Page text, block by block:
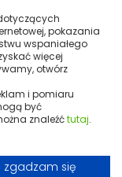
pokazania
wspaniałego
więcej
otwórz
i pomiaru
być
znaleźćtutaj.
zgadzam się
give you genuine
direct the breeze
floor, or anywhere in
and easy to move
for working